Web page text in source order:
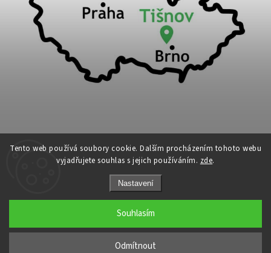
Tento web používá soubory cookie. Dalším procházením tohoto webu
vyjadřujete souhlas s jejich používáním. zde.
Nastavení
Odmítnout
Souhlasím
Cykloport. Všechna práva vyhrazena.
Upravit nastavení cookies